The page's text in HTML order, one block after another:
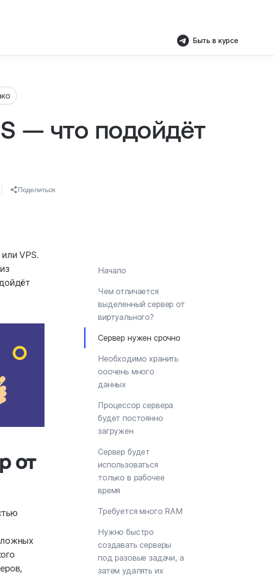
Быть в курсе
— что подойдёт
Поделиться
Начало
Чем отличается
выделенный сервер от
виртуального?
Сервер нужен срочно
Необходимо хранить
ооочень много
данных
Процессор сервера
будет постоянно
загружен
Сервер будет
использоваться
только в рабочее
время
Требуется много RAM
Нужно быстро
создавать серверы
под разовые задачи, а
затем удалять их
VPS.
от